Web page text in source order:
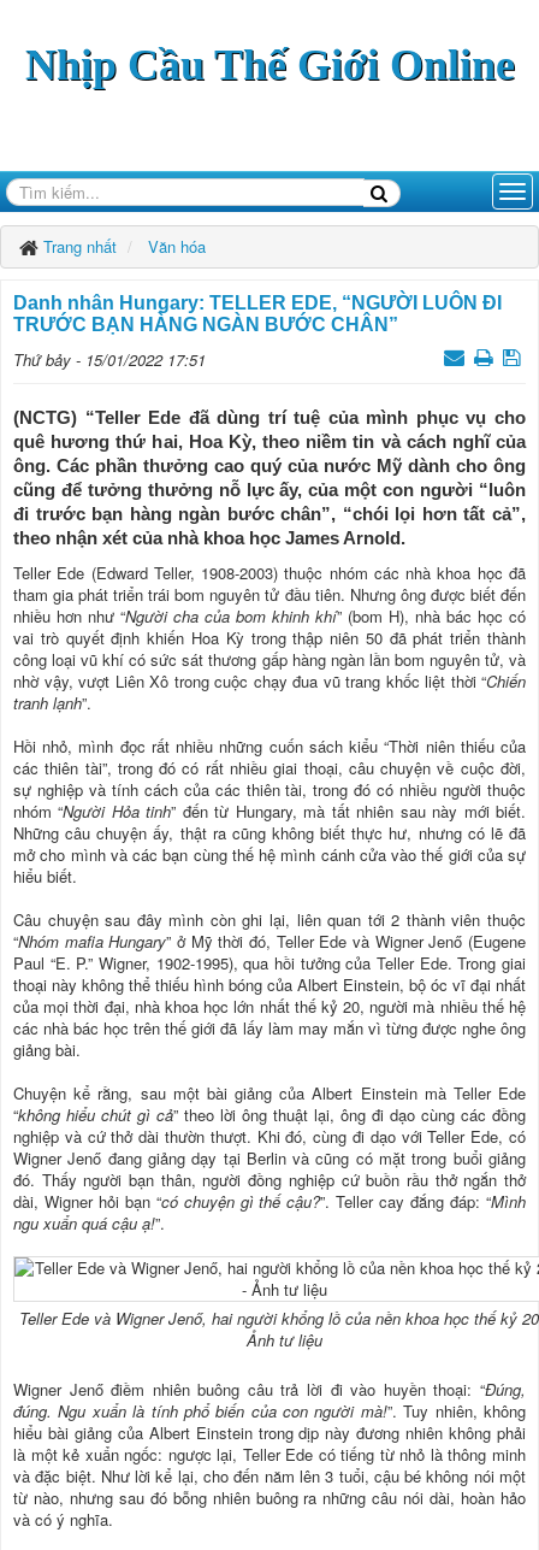
Nhịp Cầu Thế Giới Online
Trang nhất Văn hóa
Danh nhân Hungary: TELLER EDE, “NGƯỜI LUÔN ĐI
TRƯỚC BẠN HÀNG NGÀN BƯỚC CHÂN”
Thứ bảy - 15/01/2022 17:51
(NCTG) “Teller Ede đã dùng trí tuệ của mình phục vụ cho
quê hương thứ hai, Hoa Kỳ, theo niềm tin và cách nghĩ của
ông. Các phần thưởng cao quý của nước Mỹ dành cho ông
cũng để tưởng thưởng nỗ lực ấy, của một con người “luôn
đi trước bạn hàng ngàn bước chân”, “chói lọi hơn tất cả”,
theo nhận xét của nhà khoa học James Arnold.
Teller Ede (Edward Teller, 1908-2003) thuộc nhóm các nhà khoa học đã
tham gia phát triển trái bom nguyên tử đầu tiên. Nhưng ông được biết đến
nhiều hơn như “Người cha của bom khinh khí” (bom H), nhà bác học có
vai trò quyết định khiến Hoa Kỳ trong thập niên 50 đã phát triển thành
công loại vũ khí có sức sát thương gấp hàng ngàn lần bom nguyên tử, và
nhờ vậy, vượt Liên Xô trong cuộc chạy đua vũ trang khốc liệt thời “Chiến
tranh lạnh”.
Hồi nhỏ, mình đọc rất nhiều những cuốn sách kiểu “Thời niên thiếu của
các thiên tài”, trong đó có rất nhiều giai thoại, câu chuyện về cuộc đời,
sự nghiệp và tính cách của các thiên tài, trong đó có nhiều người thuộc
nhóm “Người Hỏa tinh” đến từ Hungary, mà tất nhiên sau này mới biết.
Những câu chuyện ấy, thật ra cũng không biết thực hư, nhưng có lẽ đã
mở cho mình và các bạn cùng thế hệ mình cánh cửa vào thế giới của sự
hiểu biết.
Câu chuyện sau đây mình còn ghi lại, liên quan tới 2 thành viên thuộc
“Nhóm mafia Hungary” ở Mỹ thời đó, Teller Ede và Wigner Jenő (Eugene
Paul “E. P.” Wigner, 1902-1995), qua hồi tưởng của Teller Ede. Trong giai
thoại này không thể thiếu hình bóng của Albert Einstein, bộ óc vĩ đại nhất
của mọi thời đại, nhà khoa học lớn nhất thế kỷ 20, người mà nhiều thế hệ
các nhà bác học trên thế giới đã lấy làm may mắn vì từng được nghe ông
giảng bài.
Chuyện kể rằng, sau một bài giảng của Albert Einstein mà Teller Ede
“không hiểu chút gì cả” theo lời ông thuật lại, ông đi dạo cùng các đồng
nghiệp và cứ thở dài thườn thượt. Khi đó, cùng đi dạo với Teller Ede, có
Wigner Jenő đang giảng dạy tại Berlin và cũng có mặt trong buổi giảng
đó. Thấy người bạn thân, người đồng nghiệp cứ buồn rầu thở ngắn thở
dài, Wigner hỏi bạn “có chuyện gì thế cậu?”. Teller cay đắng đáp: “Mình
ngu xuẩn quá cậu ạ!”.
Teller Ede và Wigner Jenő, hai người khổng lồ của nền khoa học thế kỷ
Ảnh tư liệu
Wigner Jenő điềm nhiên buông câu trả lời đi vào huyền thoại: “Đúng,
đúng. Ngu xuẩn là tính phổ biến của con người mà!”. Tuy nhiên, không
hiểu bài giảng của Albert Einstein trong dịp này đương nhiên không phải
là một kẻ xuẩn ngốc: ngược lại, Teller Ede có tiếng từ nhỏ là thông minh
và đặc biệt. Như lời kể lại, cho đến năm lên 3 tuổi, cậu bé không nói một
từ nào, nhưng sau đó bỗng nhiên buông ra những câu nói dài, hoàn hảo
và có ý nghĩa.